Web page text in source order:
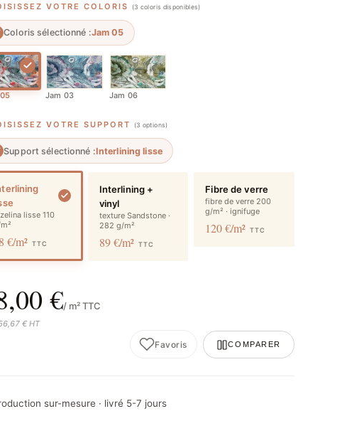
VOTRE COLORIS (3 coloris disponibles)
Coloris sélectionné :Jam 05
Jam 03 Jam 06
VOTRE SUPPORT (3 options)
Support sélectionné :Interlining lisse
lisse 110
€/m² TTC
Interlining +
vinyl
texture Sandstone ·
282 g/m²
89 €/m² TTC
Fibre de verre
fibre de verre 200
g/m² · ignifuge
120 €/m² TTC
€/ m² TTC
€ HT
Favoris COMPARER
sur-mesure · livré 5-7 jours